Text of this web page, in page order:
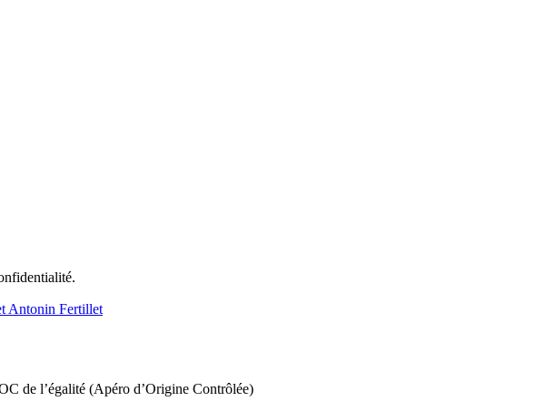
Antonin Fertillet
de l’égalité (Apéro d’Origine Contrôlée)